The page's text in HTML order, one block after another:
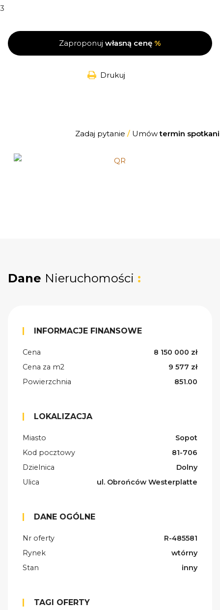
3
Zaproponuj własną cenę %
Drukuj
Zadaj pytanie /Umówtermin
Dane Nieruchomości :
INFORMACJE FINANSOWE
Cena
8 150 000 zł
Cena za m2
9 577 zł
Powierzchnia
851.00
LOKALIZACJA
Miasto
Sopot
Kod pocztowy
81-706
Dzielnica
Dolny
Ulica
ul. Obrońców Westerplatte
DANE OGÓLNE
Nr oferty
R-485581
Rynek
wtórny
Stan
inny
TAGI OFERTY